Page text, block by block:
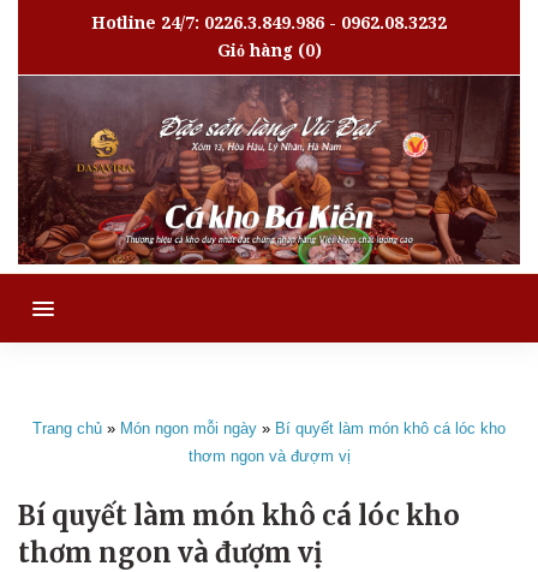
Hotline 24/7: 0226.3.849.986 - 0962.08.3232
Giỏ hàng(0)
MENU
Trang chủ » Món ngon mỗi ngày » Bí quyết làm món khô cá lóc kho
thơm ngon và đượm vị
Bí quyết làm món khô cá lóc kho
thơm ngon và đượm vị